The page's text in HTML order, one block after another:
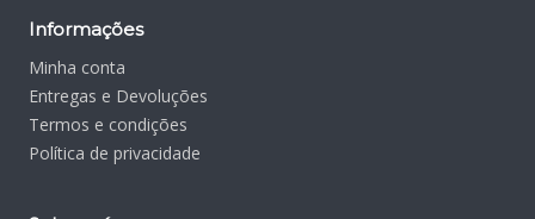
Informações
Minha conta
Entregas e Devoluções
Termos e condições
Política de privacidade